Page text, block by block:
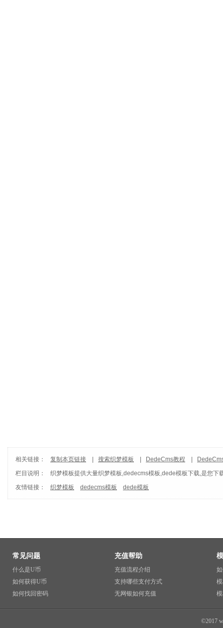
相关链接： 复制本页链接 搜索织梦模板 DedeCms教程
栏目说明：
织梦模板提供大量织梦模板,dedecms模板,dede模板下载,是您
友情链接：
织梦模板 dedecms模板 dede模板
常见问题
什么是U币
如何获得U币
如何找回密码
充值帮助
充值流程介绍
支持哪些支付方式
无网银如何充值
©2017